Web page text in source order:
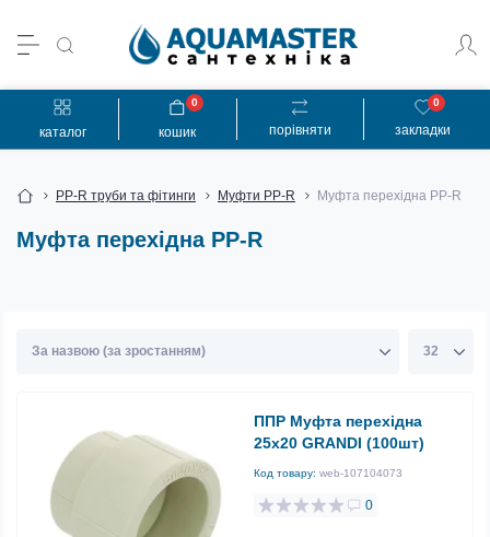
каталог порівняти закладки
0
кошик
0
PP-R труби та фітинги Муфти PP-R Муфта перехідна PP-R
Муфта перехідна PP-R
ППР Муфта перехідна
25х20 GRANDI (100шт)
Код товару: web-107104073
0